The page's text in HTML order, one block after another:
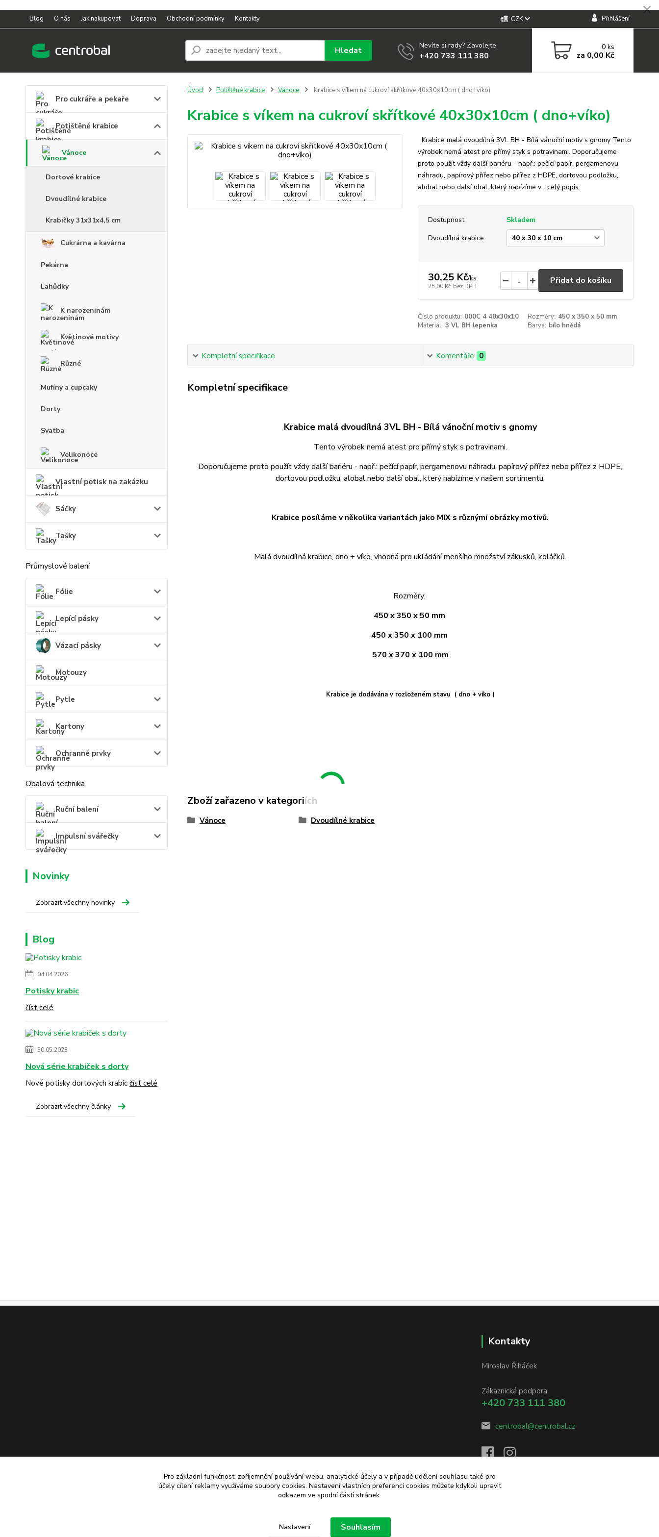
Blog O nás Jak nakupovat Doprava Obchodní podmínky Kontakty CZK Přihlášení
Hledat Nevíte si rady? Zavolejte.
+420 733 111 380
0ks
za 0,00 Kč
Pro cukráře a pekaře
Potištěné krabice
Vánoce
Dortové krabice
Dvoudílné krabice
Krabičky 31x31x4,5 cm
Cukrárna a kavárna
Pekárna
Lahůdky
K narozeninám
Květinové motivy
Různé
Mufíny a cupcaky
Dorty
Svatba
Velikonoce
Vlastní potisk na zakázku
Sáčky
Tašky
Průmyslové balení
Fólie
Lepící pásky
Vázací pásky
Motouzy
Pytle
Kartony
Ochranné prvky
Obalová technika
Ruční balení
Impulsní svářečky
Novinky
Zobrazit všechny novinky
Blog
04.04.2026
Potisky krabic
číst celé
30.05.2023
Nová série krabiček s dorty
Nové potisky dortových krabic číst celé
Zobrazit všechny články
Úvod Potištěné krabice Vánoce Krabice s víkem na cukroví skřítkové 40x30x10cm ( dno+víko)
Krabice s víkem na cukroví skřítkové 40x30x10cm ( dno+víko)
Krabice malá dvoudílná 3VL BH - Bílá vánoční motiv s gnomy Tento
výrobek nemá atest pro přímý styk s potravinami. Doporučujeme
proto použít vždy další bariéru - např.: pečící papír, pergamenovu
náhradu, papírový přířez nebo přířez z HDPE, dortovou podložku,
alobal nebo další obal, který nabízíme v... celý popis
Dostupnost
Skladem
Dvoudílná krabice
30,25 Kč/ks
25,00 Kč bez DPH
Přidat do košíku
Číslo produktu: 000C 4 40x30x10 Rozměry: 450 x 350 x 50 mm
Materiál: 3 VL BH lepenka Barva: bílo hnědá
Kompletní specifikace Komentáře 0
Kompletní specifikace
Krabice malá dvoudílná 3VL BH - Bílá vánoční motiv s gnomy
Tento výrobek nemá atest pro přímý styk s potravinami.
Doporučujeme proto použít vždy další bariéru - např.: pečící papír, pergamenovu náhradu, papírový přířez nebo přířez z HDPE,
dortovou podložku, alobal nebo další obal, který nabízíme v našem sortimentu.
Krabice posíláme v několika variantách jako MIX s různými obrázky motivů.
Malá dvoudílná krabice, dno + víko, vhodná pro ukládání menšího množství zákusků, koláčků.
Rozměry:
450 x 350 x 50 mm
450 x 350 x 100 mm
570 x 370 x 100 mm
Krabice je dodávána v rozloženém stavu ( dno + víko )
Zboží zařazeno v kategoriích
Vánoce Dvoudílné krabice
Kontakty
Miroslav Řiháček
Zákaznická podpora
+420 733 111 380
centrobal@centrobal.cz
Pro základní funkčnost, zpříjemnění používání webu, analytické účely a v případě udělení souhlasu také pro
účely cílení reklamy využíváme soubory cookies. Nastavení vlastních preferencí cookies můžete kdykoli upravit
odkazem ve spodní části stránek.
Nastavení Souhlasím